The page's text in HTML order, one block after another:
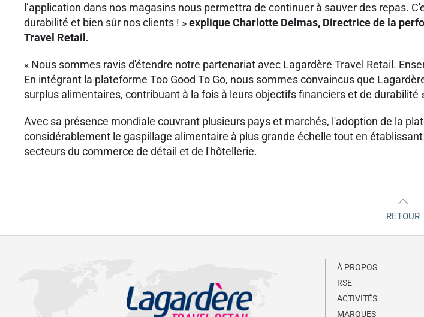
l’application dans nos magasins nous permettra de continuer à sauver des repas.
durabilité et bien sûr nos clients ! »explique Charlotte Delmas, Directrice de la
Travel Retail.
« Nous sommes ravis d'étendre notre partenariat avec Lagardère Travel Retail.
En intégrant la plateforme Too Good To Go, nous sommes convaincus que
surplus alimentaires, contribuant à la fois à leurs objectifs financiers et de durabilité
Avec sa présence mondiale couvrant plusieurs pays et marchés, l'adoption de la
considérablement le gaspillage alimentaire à plus grande échelle tout en
secteurs du commerce de détail et de l'hôtellerie.
RETOUR
À PROPOS
RSE
ACTIVITÉS
MARQUES